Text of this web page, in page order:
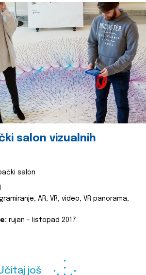
salon vizualnih
salon
AR, VR, video, VR panorama,
rujan - listopad 2017.
još